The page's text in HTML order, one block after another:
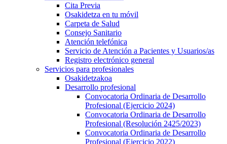
Cita Previa
Osakidetza en tu móvil
Carpeta de Salud
Consejo Sanitario
Atención telefónica
Servicio de Atención a Pacientes y Usuarios/as
Registro electrónico general
Servicios para profesionales
Osakidetzakoa
Desarrollo profesional
Convocatoria Ordinaria de Desarrollo
Profesional (Ejercicio 2024)
Convocatoria Ordinaria de Desarrollo
Profesional (Resolución 2425/2023)
Convocatoria Ordinaria de Desarrollo
Profesional (Ejercicio 2022)